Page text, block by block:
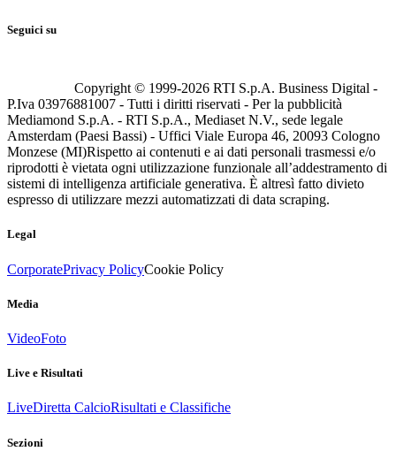
Seguici su
Copyright © 1999-2026 RTI S.p.A. Business Digital -
P.Iva 03976881007 - Tutti i diritti riservati - Per la pubblicità
Mediamond S.p.A. - RTI S.p.A., Mediaset N.V., sede legale
Amsterdam (Paesi Bassi) - Uffici Viale Europa 46, 20093 Cologno
Monzese (MI)Rispetto ai contenuti e ai dati personali trasmessi e/o
riprodotti è vietata ogni utilizzazione funzionale all’addestramento di
sistemi di intelligenza artificiale generativa. È altresì fatto divieto
espresso di utilizzare mezzi automatizzati di data scraping.
Legal
CorporatePrivacy PolicyCookie Policy
Media
VideoFoto
Live e Risultati
LiveDiretta CalcioRisultati e Classifiche
Sezioni